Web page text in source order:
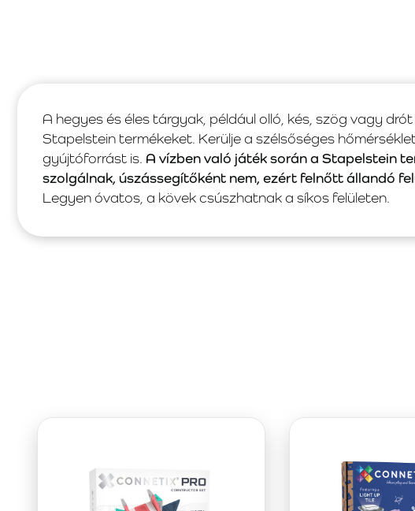
A hegyes és éles tárgyak, például olló, kés, szög vagy
Stapelstein termékeket. Kerülje a szélsőséges
gyújtóforrást is. A vízben való játék során a Stapelstein
szolgálnak, úszássegítőként nem, ezért felnőtt állandó
Legyen óvatos, a kövek csúszhatnak a síkos felületen.